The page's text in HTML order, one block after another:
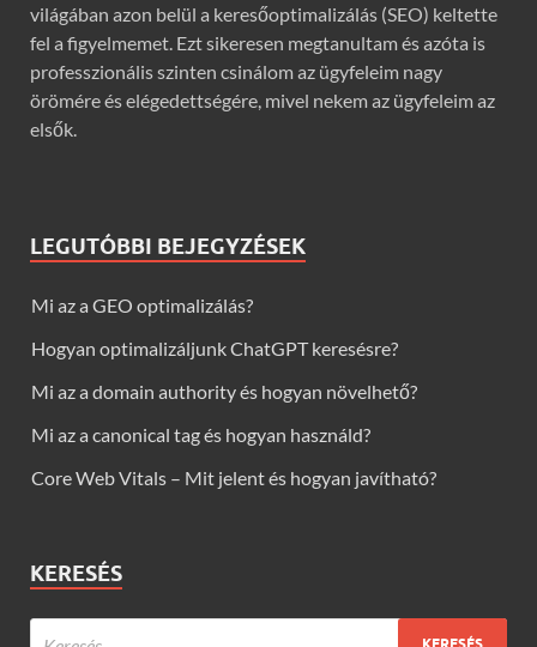
világában azon belül a keresőoptimalizálás (SEO) keltette
fel a figyelmemet. Ezt sikeresen megtanultam és azóta is
professzionális szinten csinálom az ügyfeleim nagy
örömére és elégedettségére, mivel nekem az ügyfeleim az
elsők.
LEGUTÓBBI BEJEGYZÉSEK
Mi az a GEO optimalizálás?
Hogyan optimalizáljunk ChatGPT keresésre?
Mi az a domain authority és hogyan növelhető?
Mi az a canonical tag és hogyan használd?
Core Web Vitals – Mit jelent és hogyan javítható?
KERESÉS